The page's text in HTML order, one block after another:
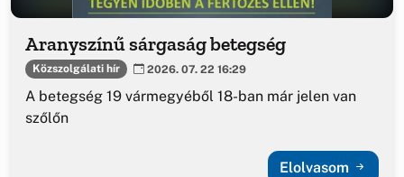
Aranyszínű sárgaság betegség
Közszolgálati hír 2026. 07. 22 16:29
A betegség 19 vármegyéből 18-ban már jelen van
szőlőn
Elolvasom